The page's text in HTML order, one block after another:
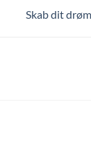
Skab dit